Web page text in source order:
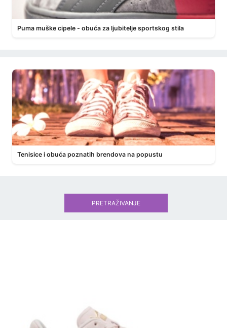
Puma muške cipele - obuća za ljubitelje sportskog stila
Tenisice i obuća poznatih brendova na popustu
PRETRAŽIVANJE